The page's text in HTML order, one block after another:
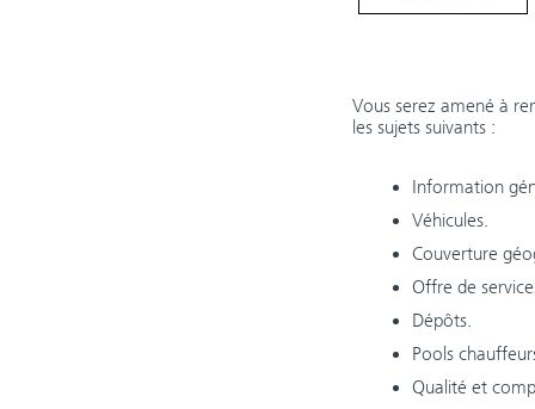
Vous serez amené à
les sujets suivants :
Information
Véhicules.
Couverture
Offre de
Dépôts.
Pools
Qualité et